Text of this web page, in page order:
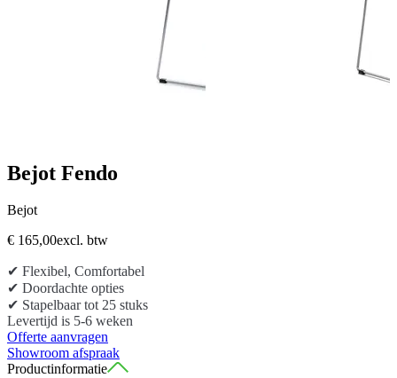
Bejot Fendo
Bejot
€ 165,00excl. btw
✔ Flexibel, Comfortabel
✔ Doordachte opties
✔ Stapelbaar tot 25 stuks
Levertijd is 5-6 weken
Offerte aanvragen
Showroom afspraak
Productinformatie